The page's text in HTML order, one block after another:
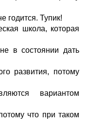
годится. Тупик!
школа, которая
в состоянии дать
развития, потому
вариантом
что при таком